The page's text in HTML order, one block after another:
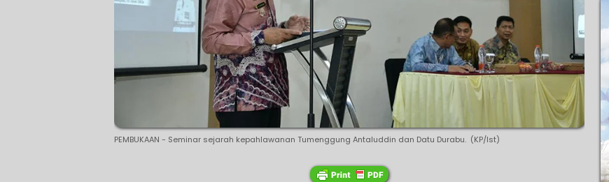
PEMBUKAAN - Seminar sejarah kepahlawanan Tumenggung Antaluddin dan Datu Durabu. (KP/Ist)